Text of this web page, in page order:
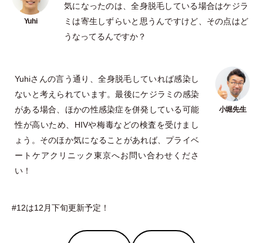
気になったのは、全身脱毛している場合はケジラ
ミは寄生しずらいと思うんですけど、その点はど
うなってるんですか？
Yuhiさんの言う通り、全身脱毛していれば感染し
ないと考えられています。最後にケジラミの感染
がある場合、ほかの性感染症を併発している可能
性が高いため、HIVや梅毒などの検査を受けまし
ょう。そのほか気になることがあれば、プライベ
ートケアクリニック東京へお問い合わせくださ
い！
#12は12月下旬更新予定！